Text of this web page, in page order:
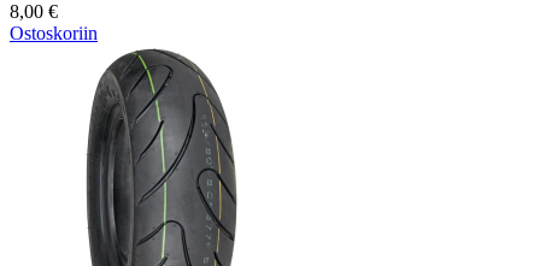
8,00 €
Ostoskoriin